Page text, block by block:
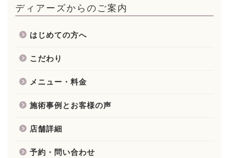
ディアーズからのご案内
はじめての方へ
こだわり
メニュー・料金
施術事例とお客様の声
店舗詳細
予約・問い合わせ